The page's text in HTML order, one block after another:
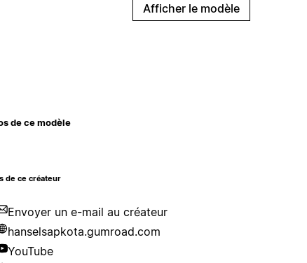
Afficher le modèle
de ce modèle
de ce créateur
Envoyer un e-mail au créateur
hanselsapkota.gumroad.com
YouTube